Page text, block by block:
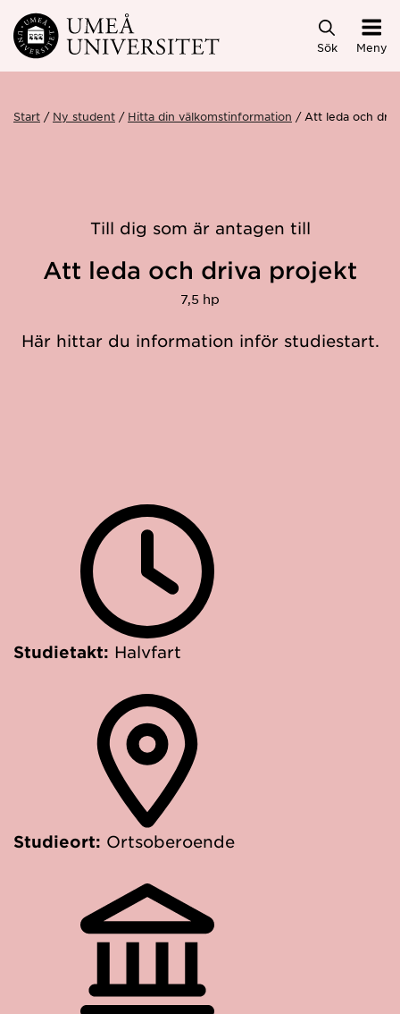
Hoppa direkt till innehållet
Sök Meny
Start Ny student Hitta din välkomstinformation Att leda och
Till dig som är antagen till
Att leda och driva projekt
7,5 hp
Här hittar du information inför studiestart.
Studietakt: Halvfart
Studieort: Ortsoberoende